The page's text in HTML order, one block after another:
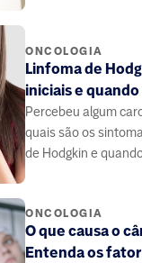
ONCOLOGIA
Linfoma de
iniciais e
Percebeu algum
quais são os
de Hodgkin e
ONCOLOGIA
O que causa o
Entenda os